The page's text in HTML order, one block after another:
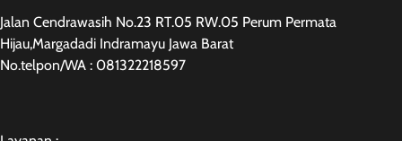
Jalan Cendrawasih No.23 RT.05 RW.05 Perum Permata
Hijau,Margadadi Indramayu Jawa Barat
No.telpon/WA : 081322218597